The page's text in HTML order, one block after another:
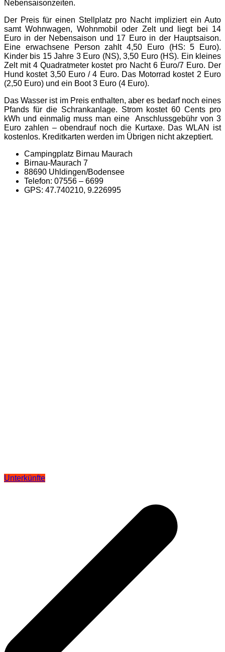
Nebensaisonzeiten.
Der Preis für einen Stellplatz pro Nacht impliziert ein Auto
samt Wohnwagen, Wohnmobil oder Zelt und liegt bei 14
Euro in der Nebensaison und 17 Euro in der Hauptsaison.
Eine erwachsene Person zahlt 4,50 Euro (HS: 5 Euro).
Kinder bis 15 Jahre 3 Euro (NS), 3,50 Euro (HS). Ein kleines
Zelt mit 4 Quadratmeter kostet pro Nacht 6 Euro/7 Euro. Der
Hund kostet 3,50 Euro / 4 Euro. Das Motorrad kostet 2 Euro
(2,50 Euro) und ein Boot 3 Euro (4 Euro).
Das Wasser ist im Preis enthalten, aber es bedarf noch eines
Pfands für die Schrankanlage. Strom kostet 60 Cents pro
kWh und einmalig muss man eine Anschlussgebühr von 3
Euro zahlen – obendrauf noch die Kurtaxe. Das WLAN ist
kostenlos. Kreditkarten werden im Übrigen nicht akzeptiert.
Campingplatz Birnau Maurach
Birnau-Maurach 7
88690 Uhldingen/Bodensee
Telefon: 07556 – 6699
GPS: 47.740210, 9.226995
Unterkünfte